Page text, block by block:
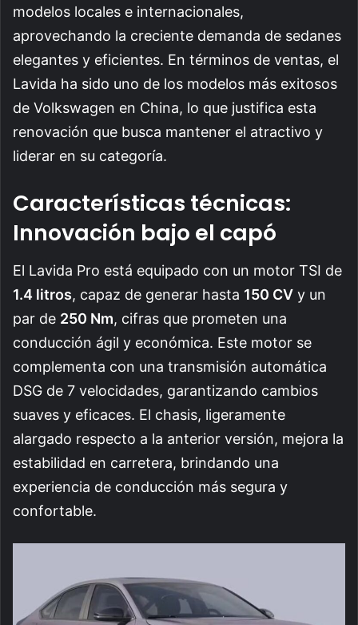
modelos locales e internacionales,
aprovechando la creciente demanda de sedanes
elegantes y eficientes. En términos de ventas, el
Lavida ha sido uno de los modelos más exitosos
de Volkswagen en China, lo que justifica esta
renovación que busca mantener el atractivo y
liderar en su categoría.
Características técnicas:
Innovación bajo el capó
El Lavida Pro está equipado con un motor TSI de
1.4 litros, capaz de generar hasta 150 CV y un
par de 250 Nm, cifras que prometen una
conducción ágil y económica. Este motor se
complementa con una transmisión automática
DSG de 7 velocidades, garantizando cambios
suaves y eficaces. El chasis, ligeramente
alargado respecto a la anterior versión, mejora la
estabilidad en carretera, brindando una
experiencia de conducción más segura y
confortable.